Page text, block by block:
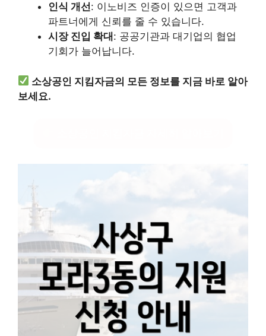
인식 개선: 이노비즈 인증이 있으면 고객과
파트너에게 신뢰를 줄 수 있습니다.
시장 진입 확대 : 공공기관과 대기업의 협업
기회가 늘어납니다.
소상공인 지킴자금의 모든 정보를 지금 바로 알아
보세요.